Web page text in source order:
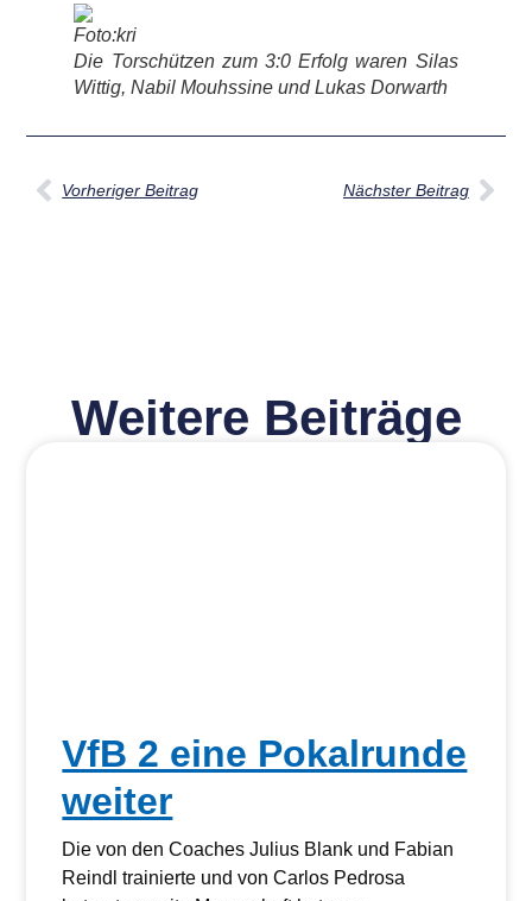
Foto:kri
Die Torschützen zum 3:0 Erfolg waren Silas
Wittig, Nabil Mouhssine und Lukas Dorwarth
Vorheriger Beitrag Nächster Beitrag
Weitere Beiträge
VfB 2 eine Pokalrunde
weiter
Die von den Coaches Julius Blank und Fabian
Reindl trainierte und von Carlos Pedrosa